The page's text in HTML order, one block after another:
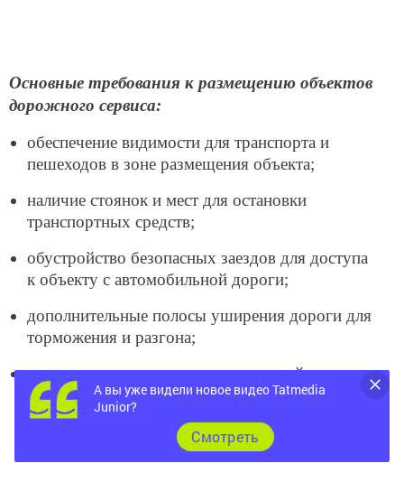
Основные требования к размещению объектов
дорожного сервиса:
обеспечение видимости для транспорта и
пешеходов в зоне размещения объекта;
наличие стоянок и мест для остановки
транспортных средств;
обустройство безопасных заездов для доступа
к объекту с автомобильной дороги;
дополнительные полосы уширения дороги для
торможения и разгона;
наличие дорожных знаков, дорожной
разметки, ограждений безопасности,
освещения как самого объекта, так и на
подходах с автодороги.
А вы уже видели новое видео Tatmedia
Junior?
Cмотреть